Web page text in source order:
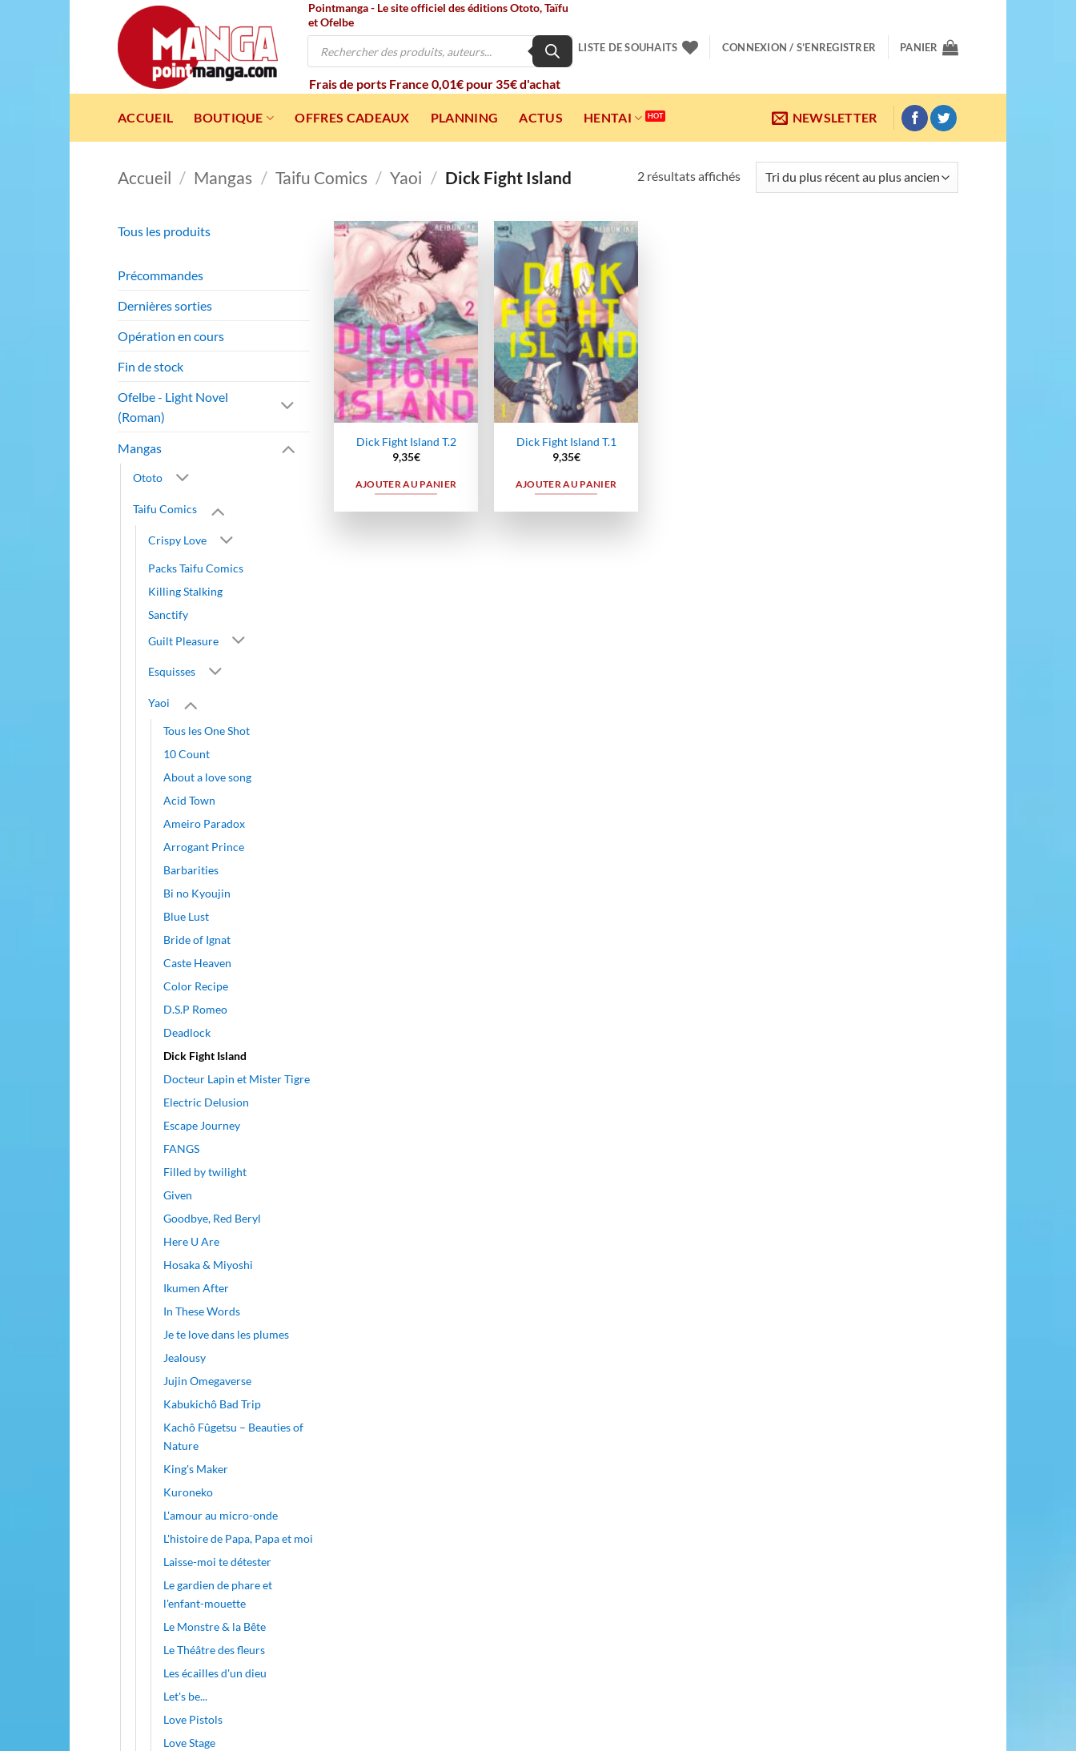
Pointmanga - Le site officiel des éditions Ototo, Taïfu
et Ofelbe
Recherche
Frais de ports France 0,01€ pour 35€ d'achat
LISTE DE SOUHAITS CONNEXION / S’ENREGISTRER PANIER
ACCUEIL BOUTIQUE OFFRES CADEAUX PLANNING ACTUS HENTAI NEWSLETTER
Accueil / Mangas / Taifu Comics / Yaoi / Dick Fight Island 2 résultats affichésTrié
Tous les produits
Précommandes
Dernières sorties
Opération en cours
Fin de stock
Ofelbe - Light Novel
(Roman)
Mangas
Ototo
Taifu Comics
Crispy Love
Packs Taifu Comics
Killing Stalking
Sanctify
Guilt Pleasure
Esquisses
Yaoi
Tous les One Shot
10 Count
About a love song
Acid Town
Ameiro Paradox
Arrogant Prince
Barbarities
Bi no Kyoujin
Blue Lust
Bride of Ignat
Caste Heaven
Color Recipe
D.S.P Romeo
Deadlock
Dick Fight Island
Docteur Lapin et Mister Tigre
Electric Delusion
Escape Journey
FANGS
Filled by twilight
Given
Goodbye, Red Beryl
Here U Are
Hosaka & Miyoshi
Ikumen After
In These Words
Je te love dans les plumes
Jealousy
Jujin Omegaverse
Kabukichô Bad Trip
Kachô Fûgetsu – Beauties of
Nature
King's Maker
Kuroneko
L'amour au micro-onde
L'histoire de Papa, Papa et moi
Laisse-moi te détester
Le gardien de phare et
l'enfant-mouette
Le Monstre & la Bête
Le Théâtre des fleurs
Les écailles d'un dieu
Let's be...
Love Pistols
Love Stage
Ajouter
à la
Dick Fight Island T.2
9,35€
AJOUTER AU PANIER
Ajouter
à la
wishlist
Dick Fight Island T.1
9,35€
AJOUTER AU PANIER